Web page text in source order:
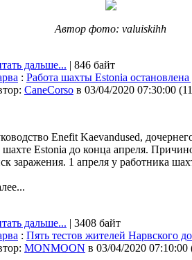
Автор фото: valuiskihh
дальше... | 846 байт
: Работа шахты Estonia
CaneCorso в 03/04/2020 07:30:00 (
Enefit Kaevandused,
шахте Estonia до конца апреля.
заражения. 1 апреля у работника
дальше... | 3408 байт
: Пять тестов жителей Нарвского
MONMOON в 03/04/2020 07:10:00